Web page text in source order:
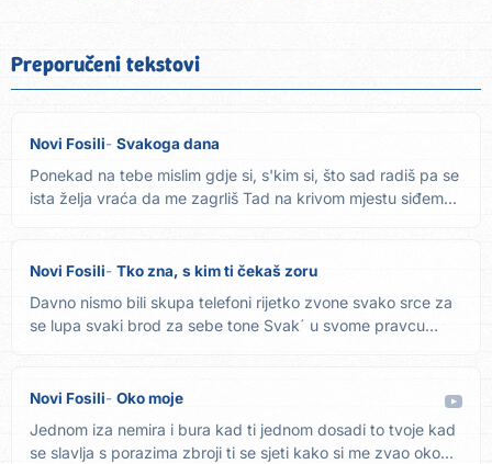
Preporučeni tekstovi
Novi Fosili Svakoga dana
Ponekad na tebe mislim gdje si, s'kim si, što sad radiš pa se
ista želja vraća da me zagrliš Tad na krivom mjestu siđem...
Novi Fosili Tko zna, s kim ti čekaš zoru
Davno nismo bili skupa telefoni rijetko zvone svako srce za
se lupa svaki brod za sebe tone Svak´ u svome pravcu
Novi Fosili Oko moje
Jednom iza nemira i bura kad ti jednom dosadi to tvoje kad
se slavlja s porazima zbroji ti se sjeti kako si me zvao oko...